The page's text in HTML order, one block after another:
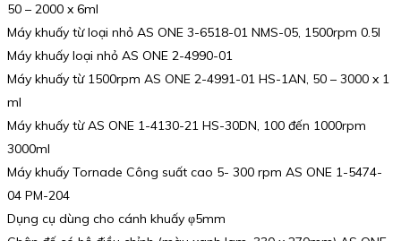
50 – 2000 x 6ml
Máy khuấy từ loại nhỏ AS ONE 3-6518-01 NMS-05, 1500rpm 0.5l
Máy khuấy loại nhỏ AS ONE 2-4990-01
Máy khuấy từ 1500rpm AS ONE 2-4991-01 HS-1AN, 50 – 3000 x 1
ml
Máy khuấy từ AS ONE 1-4130-21 HS-30DN, 100 đến 1000rpm
3000ml
Máy khuấy Tornade Công suất cao 5- 300 rpm AS ONE 1-5474-
04 PM-204
Dụng cụ dùng cho cánh khuấy φ5mm